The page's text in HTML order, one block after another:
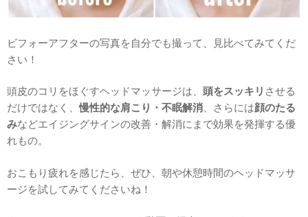
ビフォーアフターの写真を自分でも撮って、見比べてみてくだ
さい！
頭皮のコリをほぐすヘッドマッサージは、 頭をスッキリ させる
だけではなく、慢性的な肩こり・不眠解消、 さらには顔のたる
みなどエイジングサインの改善・解消にまで効果を発揮する優
れもの。
おこもり疲れを感じたら、ぜひ、朝や休憩時間のヘッドマッサ
ージを試してみてくださいね！